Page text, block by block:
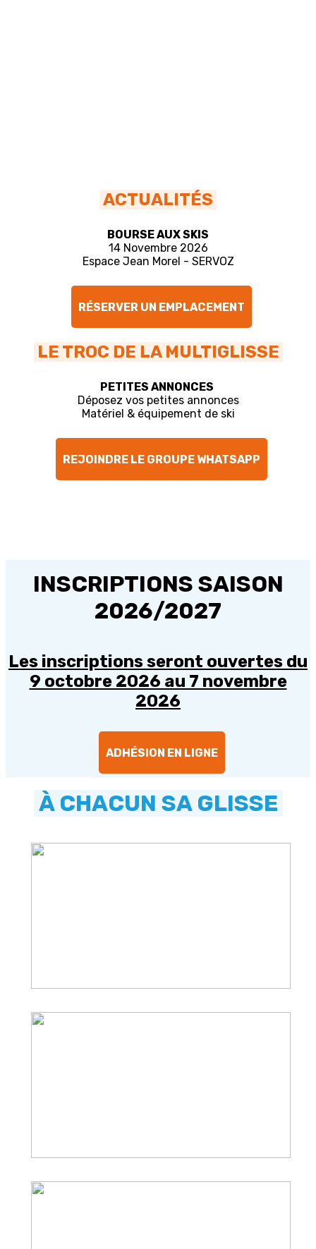
ACTUALITÉS
BOURSE AUX SKIS
14 Novembre 2026
Espace Jean Morel - SERVOZ
RÉSERVER UN EMPLACEMENT
LE TROC DE LA MULTIGLISSE
PETITES ANNONCES
Déposez vos petites annonces
Matériel & équipement de ski
REJOINDRE LE GROUPE WHATSAPP
INSCRIPTIONS SAISON
2026/2027
Les inscriptions seront ouvertes du
9 octobre 2026 au 7 novembre
2026
ADHÉSION EN LIGNE
À CHACUN SA GLISSE